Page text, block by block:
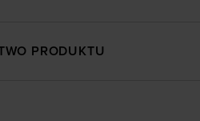
PRODUKTU